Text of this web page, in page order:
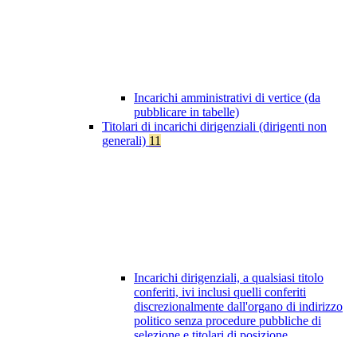
Incarichi amministrativi di vertice (da
pubblicare in tabelle)
Titolari di incarichi dirigenziali (dirigenti non
generali) 11
Incarichi dirigenziali, a qualsiasi titolo
conferiti, ivi inclusi quelli conferiti
discrezionalmente dall'organo di indirizzo
politico senza procedure pubbliche di